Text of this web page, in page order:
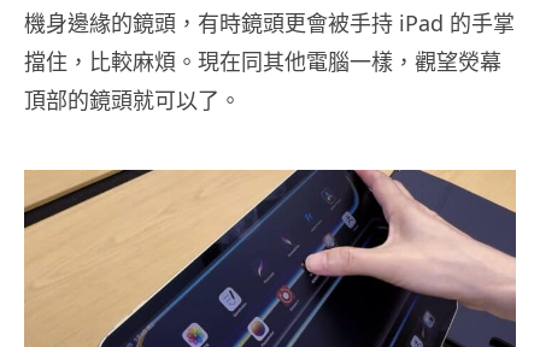
機身邊緣的鏡頭，有時鏡頭更會被手持 iPad 的手掌
擋住，比較麻煩。現在同其他電腦一樣，觀望熒幕
頂部的鏡頭就可以了。